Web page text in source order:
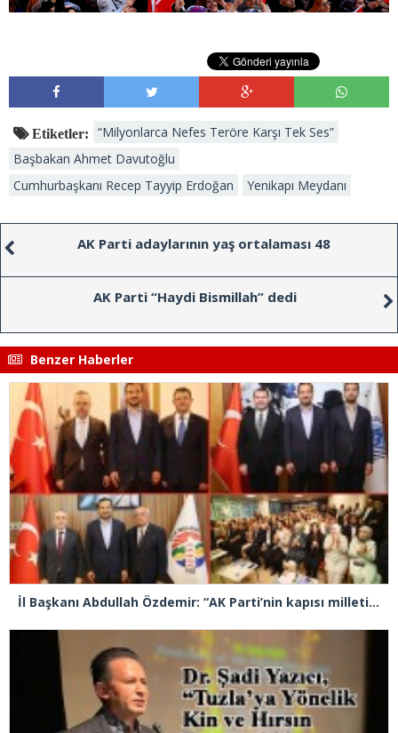
Etiketler:
“Milyonlarca Nefes Teröre Karşı Tek Ses”
Başbakan Ahmet Davutoğlu
Cumhurbaşkanı Recep Tayyip Erdoğan
Yenikapı Meydanı
AK Parti adaylarının yaş ortalaması 48
AK Parti “Haydi Bismillah” dedi
Benzer Haberler
İl Başkanı Abdullah Özdemir: “AK Parti’nin kapısı milletine hizmet etmek isteyen herkese açıktır”